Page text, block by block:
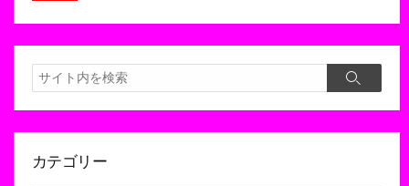
検
索
検
カテゴリー